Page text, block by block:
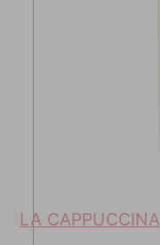
LA CAPPUCCINA